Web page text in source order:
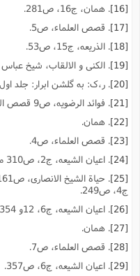
. همان، ج16، ص281.
. قصص العلماء، ص5.
. الذریعه، ج15، ص53.
. الکنى و الالقاب، شیخ عباس قمى، ج2، ص21 فوائد
. ر،ک: به گلشن ابرار: جلد اول،
. فوائد الرضویه، ص9 قصص العلماء، ص4.
. همان.
. قصص العلماء، ص4.
. اعیان الشیعه، ج2، ص310 موسوعة مولفى الامامیه، ص512.
ج4، ص249.
. اعیان الشیعه، ج6، 12و 354.
. همان.
. قصص العلماء، ص7.
. اعیان الشیعه، ج6، ص357.